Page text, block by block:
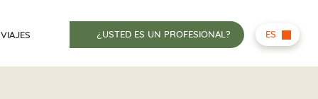
¿USTED ES UN PROFESIONAL? ES